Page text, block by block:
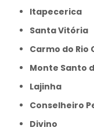
Itapecerica
Santa Vitória
Carmo do Rio
Monte Santo
Lajinha
Conselheiro
Divino